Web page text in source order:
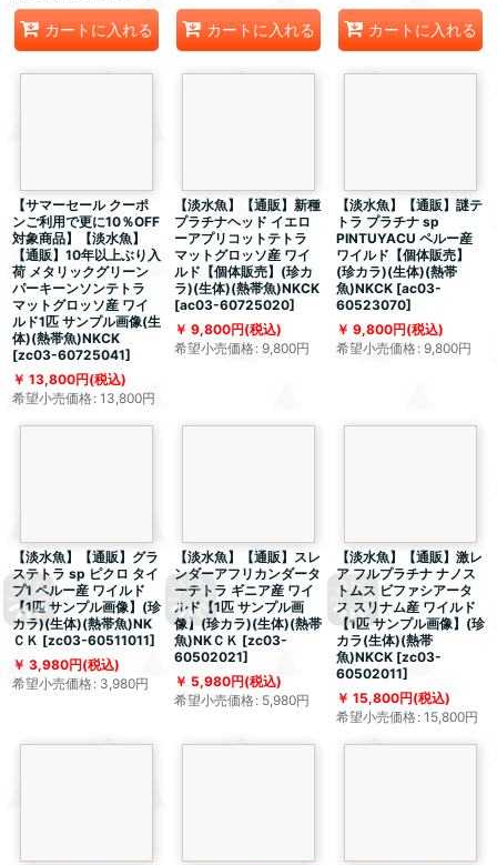
カートに入れる カートに入れる カートに入れる
【サマーセール クーポ
ンご利用で更に10％OFF
対象商品】【淡水魚】
【通販】10年以上ぶり入
荷 メタリックグリーン
パーキーンソンテトラ
マットグロッソ産 ワイ
ルド1匹 サンプル画像(生
体)(熱帯魚)NKCK
[zc03-60725041]
13,800円(税込)
希望小売価格: 13,800円
【淡水魚】【通販】新種
プラチナヘッド イエロ
ーアプリコットテトラ
マットグロッソ産 ワイ
ルド【個体販売】(珍カ
ラ)(生体)(熱帯魚)NKCK
[ac03-60725020]
9,800円(税込)
希望小売価格: 9,800円
【淡水魚】【通販】謎テ
トラ プラチナ sp
PINTUYACU ペルー産
ワイルド【個体販売】
(珍カラ)(生体)(熱帯
魚)NKCK [ac03-
60523070]
9,800円(税込)
希望小売価格: 9,800円
【淡水魚】【通販】グラ
ステトラ sp ピクロ タイ
プ1 ペルー産 ワイルド
【1匹 サンプル画像】(珍
カラ)(生体)(熱帯魚)NK
ＣＫ [zc03-60511011]
3,980円(税込)
希望小売価格: 3,980円
【淡水魚】【通販】スレ
ンダーアフリカンダータ
ーテトラ ギニア産 ワイ
ルド【1匹 サンプル画
像】(珍カラ)(生体)(熱帯
魚)NKＣＫ [zc03-
60502021]
5,980円(税込)
希望小売価格: 5,980円
【淡水魚】【通販】激レ
ア フルプラチナ ナノス
トムス ビファシアータ
ス スリナム産 ワイルド
【1匹 サンプル画像】(珍
カラ(生体)(熱帯
魚)NKCK [zc03-
60502011]
15,800円(税込)
希望小売価格: 15,800円